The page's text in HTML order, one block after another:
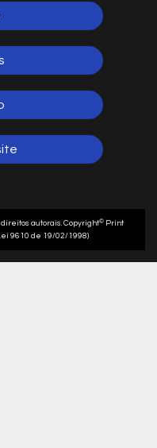
autorais. Copyright© Print
9610 de 19/02/1998)